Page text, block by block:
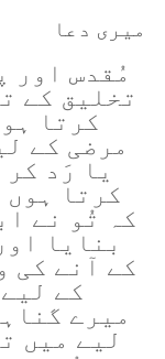
میری دعا
مُقدس اور
تخلیق کے
کرتا
مرضی کے
یا رَد
کرتا ہوں
کہ تُو نے
بنایا
کے آنے کی
کے
میرے
لیے میں